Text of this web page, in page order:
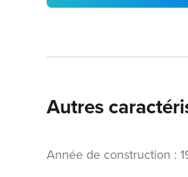
Autres
Année de construction :